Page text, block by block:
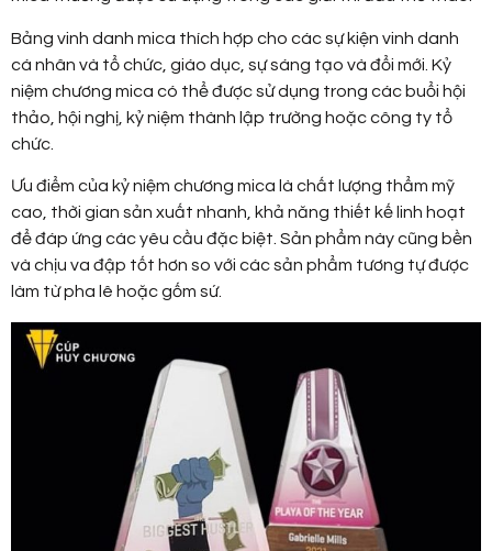
Bảng vinh danh mica thích hợp cho các sự kiện vinh danh
cá nhân và tổ chức, giáo dục, sự sáng tạo và đổi mới. Kỷ
niệm chương mica có thể được sử dụng trong các buổi hội
thảo, hội nghị, kỷ niệm thành lập trường hoặc công ty tổ
chức.
Ưu điểm của kỷ niệm chương mica là chất lượng thẩm mỹ
cao, thời gian sản xuất nhanh, khả năng thiết kế linh hoạt
để đáp ứng các yêu cầu đặc biệt. Sản phẩm này cũng bền
và chịu va đập tốt hơn so với các sản phẩm tương tự được
làm từ pha lê hoặc gốm sứ.